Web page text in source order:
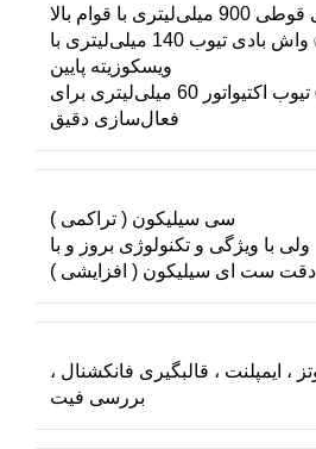
با قوام بالا
✅ واش بادی تیوب 140 میلی‌لیتری با
ویسکوزیته پایین
✅ تیوب اکتیواتور 60 میلی‌لیتری برای
فعال‌سازی دقیق
سی سیلیکون ( تراکمی )
ولی با ویژگی و تکنولوژی بروز و با
دقت ست ای سیلیکون ( افزایشی )
، ایمپلنت ، قالبگیری فانکشنال ،
بررسی فیت